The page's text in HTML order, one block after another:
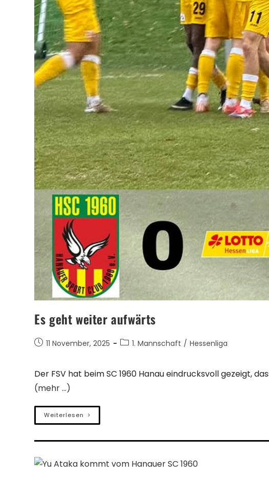
Es geht weiter aufwärts
11 November, 2025 1. Mannschaft / Hessenliga
Der FSV hat beim SC 1960 Hanau eindrucksvoll gezeigt,
(mehr …)
Weiterlesen